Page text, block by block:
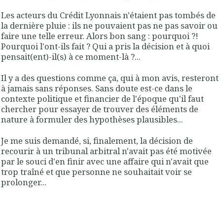
Les acteurs du Crédit Lyonnais n'étaient pas tombés de
la dernière pluie : ils ne pouvaient pas ne pas savoir ou
faire une telle erreur. Alors bon sang : pourquoi ?!
Pourquoi l'ont-ils fait ? Qui a pris la décision et à quoi
pensait(ent)-il(s) à ce moment-là ?...
Il y a des questions comme ça, qui à mon avis, resteront
à jamais sans réponses. Sans doute est-ce dans le
contexte politique et financier de l'époque qu'il faut
chercher pour essayer de trouver des éléments de
nature à formuler des hypothèses plausibles...
Je me suis demandé, si, finalement, la décision de
recourir à un tribunal arbitral n'avait pas été motivée
par le souci d'en finir avec une affaire qui n'avait que
trop traîné et que personne ne souhaitait voir se
prolonger...